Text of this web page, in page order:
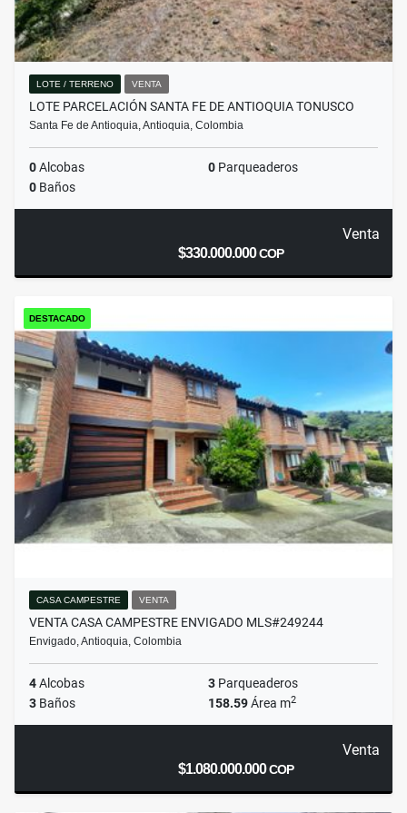
LOTE / TERRENO VENTA
LOTE PARCELACIÓN SANTA FE DE ANTIOQUIA TONUSCO
Santa Fe de Antioquia, Antioquia, Colombia
0Alcobas 0 Parqueaderos
0 Baños
Venta
$330.000.000COP
DESTACADO
CASA CAMPESTRE VENTA
VENTA CASA CAMPESTRE ENVIGADO MLS#249244
Envigado, Antioquia, Colombia
4Alcobas 3 Parqueaderos
3 Baños 158.59Área m2
Venta
$1.080.000.000COP